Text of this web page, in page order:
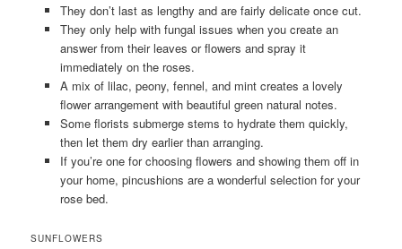
They don’t last as lengthy and are fairly delicate once cut.
They only help with fungal issues when you create an
answer from their leaves or flowers and spray it
immediately on the roses.
A mix of lilac, peony, fennel, and mint creates a lovely
flower arrangement with beautiful green natural notes.
Some florists submerge stems to hydrate them quickly,
then let them dry earlier than arranging.
If you’re one for choosing flowers and showing them off in
your home, pincushions are a wonderful selection for your
rose bed.
SUNFLOWERS